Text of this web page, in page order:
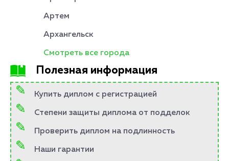
Артем
Архангельск
Смотреть все города
Полезная информация
Купить диплом с регистрацией
Степени защиты диплома от подделок
Проверить диплом на подлинность
Наши гарантии